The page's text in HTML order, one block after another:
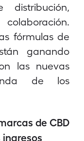
fórmulas de
ganando
las nuevas
de los
de CBD